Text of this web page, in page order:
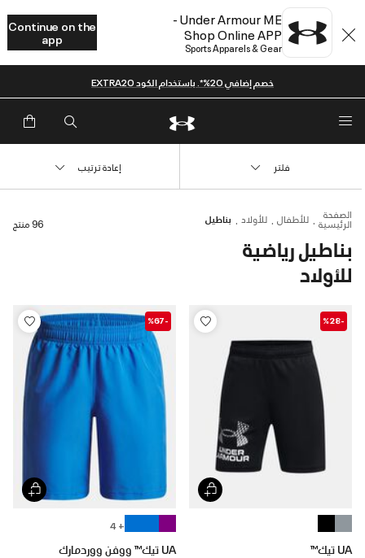
Under Armour ME -
Shop Online APP
Sports Apparels & Gear
Continue on the
app
خصم إضافي 20%*. باستخدام الكود EXTRA20
الصفحة
الرئيسية للأطفال للأولاد بناطيل
بناطيل رياضية
للأولاد
96 منتج
فلتر إعادة ترتيب
-%28
UA تيك™
-%67
+ 4
UA تيك™ ووفن ووردمارك